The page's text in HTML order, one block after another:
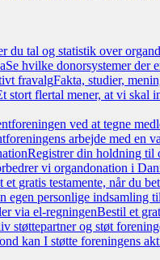
du tal og statistik over
Se hvilke donorsystemer der
fravalgFakta, studier,
stort flertal mener, at vi skal
ved at tegne
arbejde med en
Registrer din holdning til
vi organdonation i
et gratis testamente, når du
egen personlige indsamling
via el-regningenBestil et
støttepartner og støt
kan I støtte foreningens